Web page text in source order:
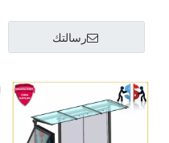
رسالتك